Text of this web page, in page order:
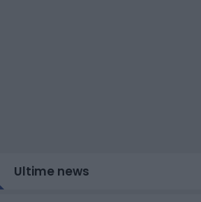
Ultime news